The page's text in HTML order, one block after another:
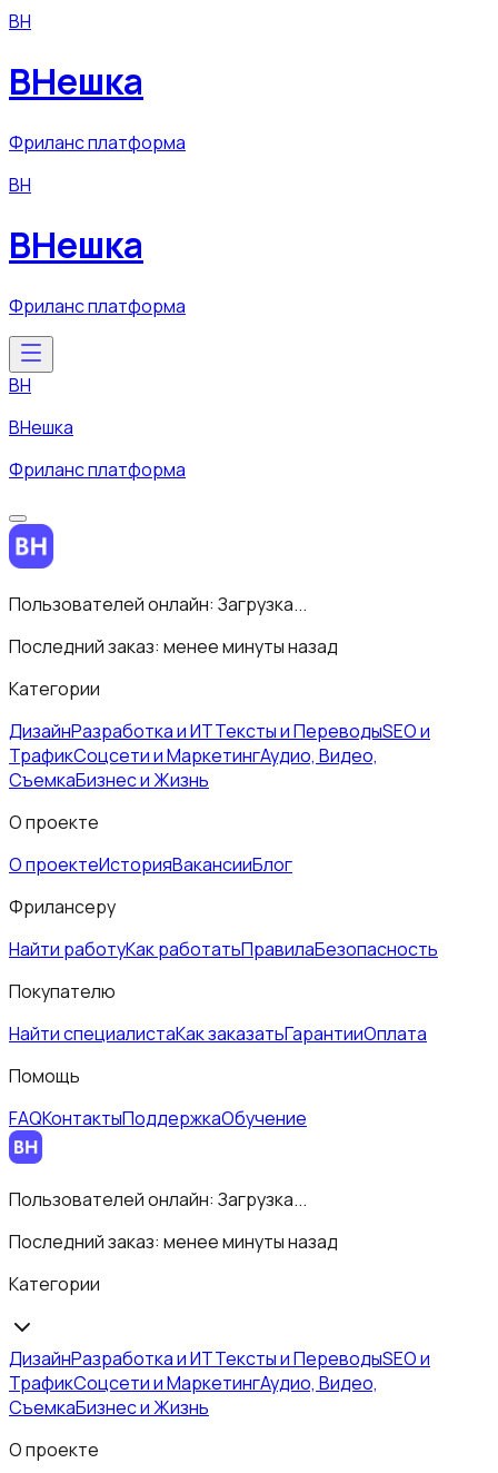
ВН
ВНешка
Фриланс платформа
ВН
ВНешка
Фриланс платформа
ВН
ВНешка
Фриланс платформа
Пользователей онлайн: Загрузка...
Последний заказ: менее минуты назад
Категории
ДизайнРазработка и ИТТексты и ПереводыSEO и
ТрафикСоцсети и МаркетингАудио, Видео,
СъемкаБизнес и Жизнь
О проекте
О проектеИсторияВакансииБлог
Фрилансеру
Найти работуКак работатьПравилаБезопасность
Покупателю
Найти специалистаКак заказатьГарантииОплата
Помощь
FAQКонтактыПоддержкаОбучение
Пользователей онлайн: Загрузка...
Последний заказ: менее минуты назад
Категории
ДизайнРазработка и ИТТексты и ПереводыSEO и
ТрафикСоцсети и МаркетингАудио, Видео,
СъемкаБизнес и Жизнь
О проекте